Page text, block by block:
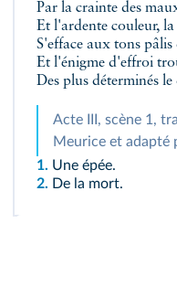
Par la crainte des
Et l'ardente couleur,
S'efface aux tons
Et l'énigme d'effroi
Des plus déterminés
Acte III, scène 1,
Meurice et adapté
1. Une épée.
2. De la mort.